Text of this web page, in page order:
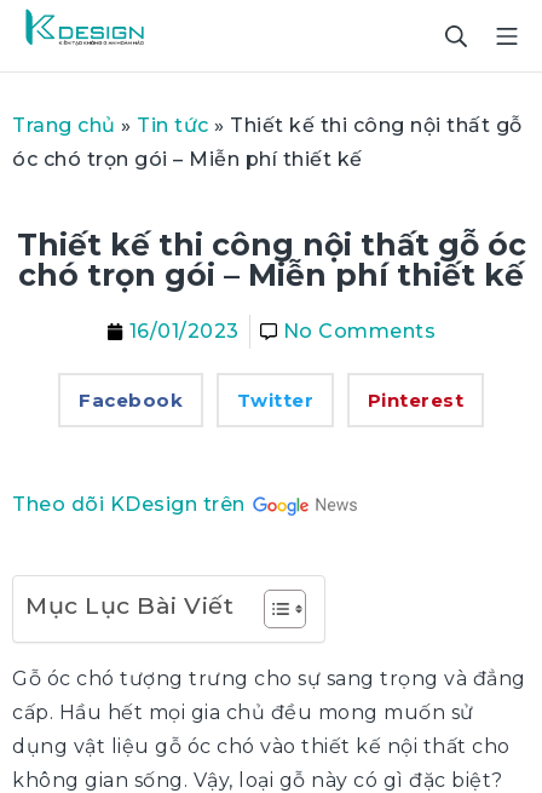
Trang chủ » Tin tức » Thiết kế thi công nội thất gỗ
óc chó trọn gói – Miễn phí thiết kế
Thiết kế thi công nội thất gỗ óc
chó trọn gói – Miễn phí thiết kế
16/01/2023 No Comments
Facebook Twitter Pinterest
Theo dõi KDesign trên
Mục Lục Bài Viết
Gỗ óc chó tượng trưng cho sự sang trọng và đẳng
cấp. Hầu hết mọi gia chủ đều mong muốn sử
dụng vật liệu gỗ óc chó vào thiết kế nội thất cho
không gian sống. Vậy, loại gỗ này có gì đặc biệt?